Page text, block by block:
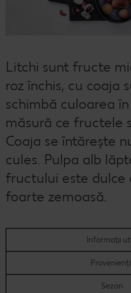
Dicționar de alimente
Mărcile noastre
Rețete de mic dejun vegan
Sustenabilitate
Fii responsabil
Concursuri
Marcă proprie Kaufland - și
Semințele de pepene verde
Bucuria de a găti
Litchi sunt fructe
roz închis, cu coaja
schimbă culoarea
măsură ce fructele
Coaja se întărește
cules. Pulpa alb
fructului este dulce
foarte zemoasă.
Informații
Sezon